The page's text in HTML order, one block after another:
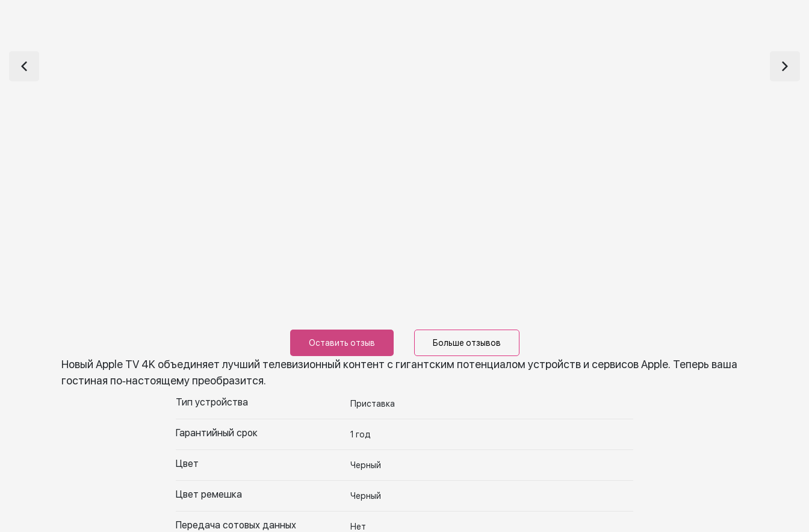
Оставить отзыв Больше отзывов
Новый Apple TV 4K объединяет лучший телевизионный контент с гигантским потенциалом устройств и сервисов Apple. Теперь ваша
гостиная по‑настоящему преобразится.
Тип устройства Приставка
Гарантийный срок 1 год
Цвет Черный
Цвет ремешка Черный
Передача сотовых данных Нет